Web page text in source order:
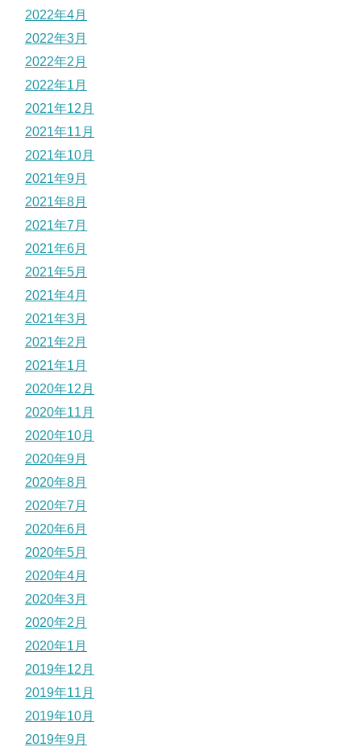
2022年4月
2022年3月
2022年2月
2022年1月
2021年12月
2021年11月
2021年10月
2021年9月
2021年8月
2021年7月
2021年6月
2021年5月
2021年4月
2021年3月
2021年2月
2021年1月
2020年12月
2020年11月
2020年10月
2020年9月
2020年8月
2020年7月
2020年6月
2020年5月
2020年4月
2020年3月
2020年2月
2020年1月
2019年12月
2019年11月
2019年10月
2019年9月